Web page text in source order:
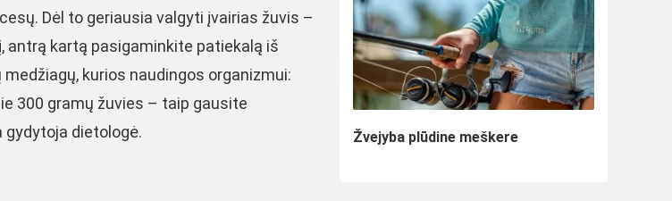
Dėl to geriausia valgyti įvairias žuvis –
antrą kartą pasigaminkite patiekalą iš
kurios naudingos organizmui:
300 gramų žuvies – taip gausite
gydytoja dietologė.
Žvejyba plūdine meškere